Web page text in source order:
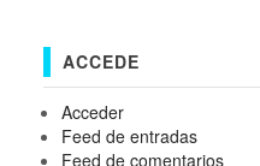
ACCEDE
Acceder
Feed de entradas
Feed de comentarios